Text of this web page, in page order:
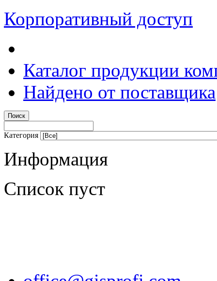
Корпоративный доступ
Каталог продукции
Найдено от поставщика
Категория
Информация
Список пуст